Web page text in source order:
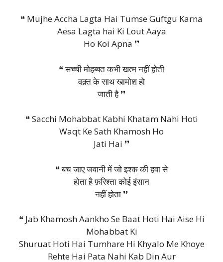
❝ Mujhe Accha Lagta Hai Tumse Guftgu Karna
Aesa Lagta hai Ki Lout Aaya
Ho Koi Apna ❜❜
❝ सच्ची मोहब्बत कभी खत्म नहीं होती
वक़्त के साथ खामोश हो
जाती है ❜❜
❝ Sacchi Mohabbat Kabhi Khatam Nahi Hoti
Waqt Ke Sath Khamosh Ho
Jati Hai ❜❜
❝ बच जाए जवानी में जो इश्क की हवा से
होता है फ़रिश्ता कोई इंसान
नहीं होता ❜❜
❝ Jab Khamosh Aankho Se Baat Hoti Hai Aise Hi
Mohabbat Ki
Shuruat Hoti Hai Tumhare Hi Khyalo Me Khoye
Rehte Hai Pata Nahi Kab Din Aur